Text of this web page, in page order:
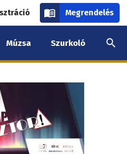
Megrendelés
Múzsa Szurkoló